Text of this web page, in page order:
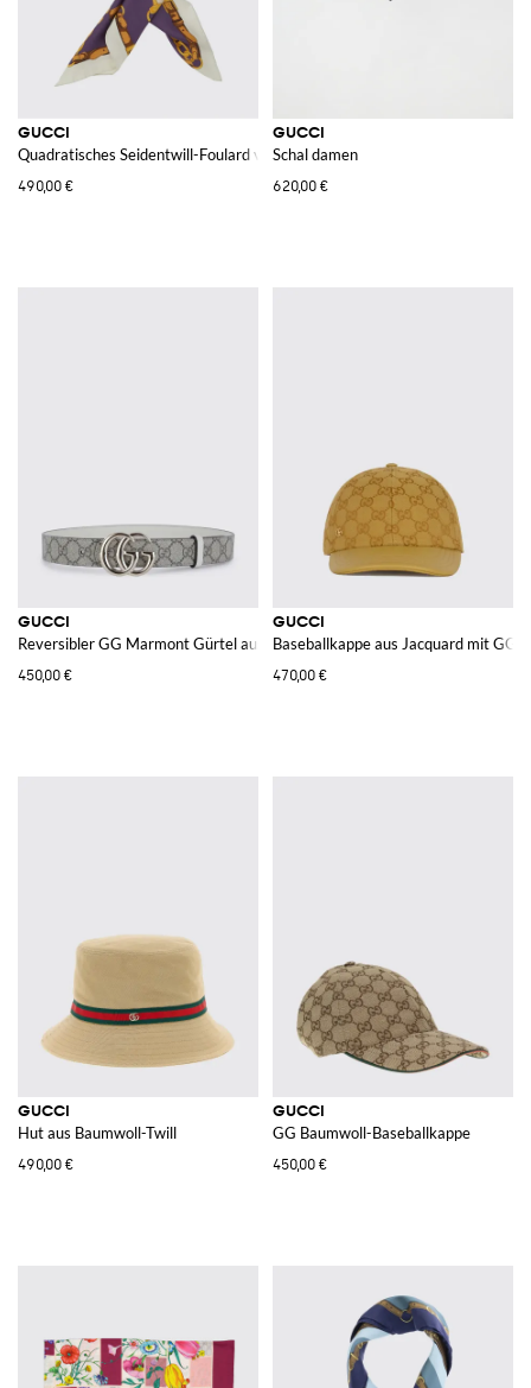
GUCCI
Quadratisches Seidentwill-Foulard von mit mehrfarbigem Grafikdruck
490,00 €
GUCCI
Schal damen
620,00 €
GUCCI
Reversibler GG Marmont Gürtel aus GG Supreme Canvas und Leder
450,00 €
GUCCI
Baseballkappe aus Jacquard mit
470,00 €
GUCCI
Hut aus Baumwoll-Twill
490,00 €
GUCCI
GG Baumwoll-Baseballkappe
450,00 €